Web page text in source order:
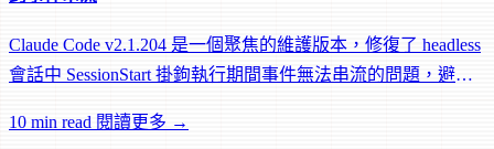
Claude Code v2.1.204 是一個聚焦的維護版本，修復了 headless
會話中 SessionStart 掛鉤執行期間事件無法串流的問題，避免
10 min read 閱讀更多 →